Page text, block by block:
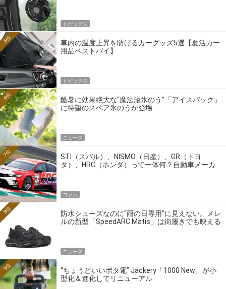
トピックス
車内の温度上昇を防げるカーグッズ5選【夏活カー
用品ベストバイ】
5位
トピックス
酷暑に効果絶大な“魔法瓶氷のう”「アイスパック」
に待望のスペア氷のうが登場
6位
ニュース
STI（スバル）、NISMO（日産）、GR（トヨ
タ）、HRC（ホンダ）って一体何？自動車メーカ
7位
コラム
防水シューズなのに“雨の日専用”に見えない。メレ
ルの新型「SpeedARC Matis」は街履きでも映える
8位
ニュース
“ちょうどいいポタ電” Jackery「1000 New」が小
型化＆進化してリニューアル
9位